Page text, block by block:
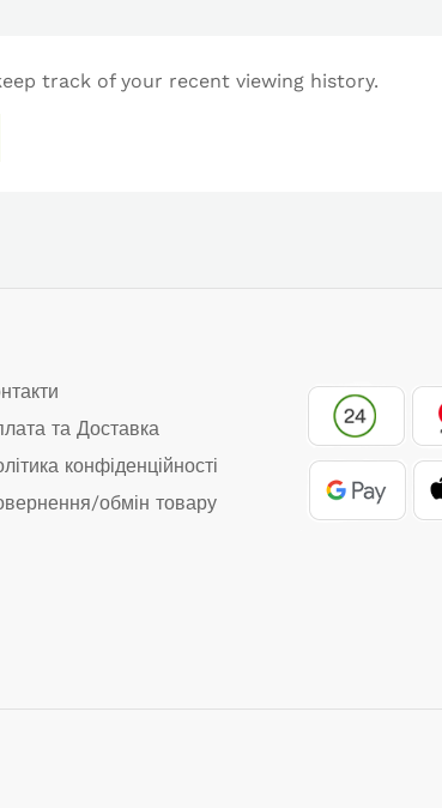
track of your recent viewing history.
та Доставка
конфіденційності
обмін товару